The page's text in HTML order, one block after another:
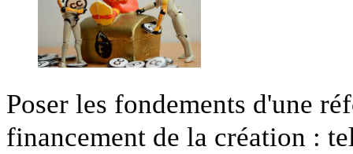
Poser les fondements d'une
financement de la création :